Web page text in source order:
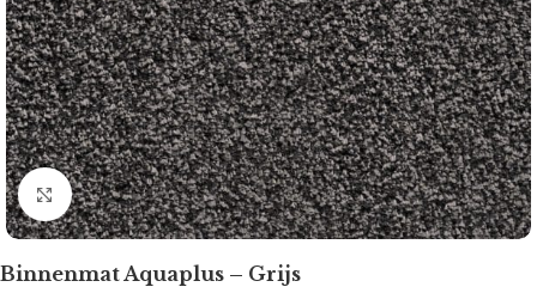
Klik om te vergroten
Binnenmat Aquaplus – Grijs